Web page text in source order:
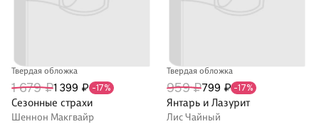
Твердая обложка
1 679 ₽1 399 ₽ -17%
Сезонные страхи
Шеннон Макгвайр
Твердая обложка
959 ₽799 ₽ -17%
Янтарь и Лазурит
Лис Чайный